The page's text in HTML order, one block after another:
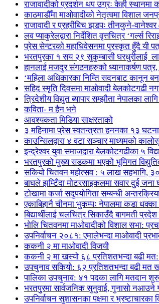
राजावादीको प्रदर्शन थप उग्रः केही
काठमाडौँमा माओवादीको नेतृत्वमा विशाल
राजावादी र प्रहरीबिच झडपः तीनकुने-
लव प्याकुरेलद्वारा निर्देशित वृत्तचित्र ‘गर्ल्स
प्रेस सेन्टरको महाधिवेसनमा पुरस्कृत हुँदै यी
भरतपुरका १ सय २९ सुकुम्बासी घरधुरीलाई
हानलाई मजदुर संगठनहरुको ध्यानाकर्षण
‘महिला अधिकारका निम्ति सदनबाट कानून
सहिद स्मृति दिवसमा माओवादी बेलकोटगढी
त्रिदेशीय विद्युत ब्यापार सम्झौता नेपालका
कविता- म हैन भने
आवश्यकता मिडिया साक्षरताको
३ महिनामा प्रेस स्वतन्त्रता हननका १३ घटना
काउन्सिलद्वारा ४ वटा सञ्चार माध्यमको
इन्द्रेश्वर युवा समाजद्वारा बेलकोटगढीका ५
भरतपुरको मुख्य सडकमा भएको भूमिगत
सकियो चितवन महोत्सव : ५ लाख सहभागि,
बाघले झम्टिँदा मोटरसाइकलमा सवार दुई जना
टोखामा कर्जा सदुपयोगिता सम्बन्धी
एकाबिहानै चीनमा भुकम्पः नेपालमा कडा
बिद्यार्थीलाई चलचित्र सिकाउँदै बागमती
भोलि चितवनमा माओवादीको विशाल सभा:
उपनिर्वाचन २०८१: एमालेभन्दा माओवादी
ककनी २ मा माओवादी विजयी
ककनी २ मा खस्यो ६८ प्रतिशतभन्दा बढी
उपचुनाव सकियो: ६२ प्रतिशतभन्दा बढी मत
पालिका उपचुनाव: ४१ पदका लागि मतदान शुरु
भरतपुुरमा सार्वजनिक सुनुवाई, गुनासो नआउने
उपनिर्वाचन सुशासनका पक्षमा र